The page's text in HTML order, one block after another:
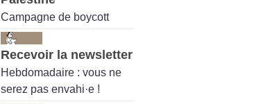
Campagne de boycott
Recevoir la newsletter
Hebdomadaire : vous ne
serez pas envahi·e !